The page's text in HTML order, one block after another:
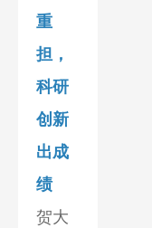
重
担，
科研
创新
出成
绩
贺大